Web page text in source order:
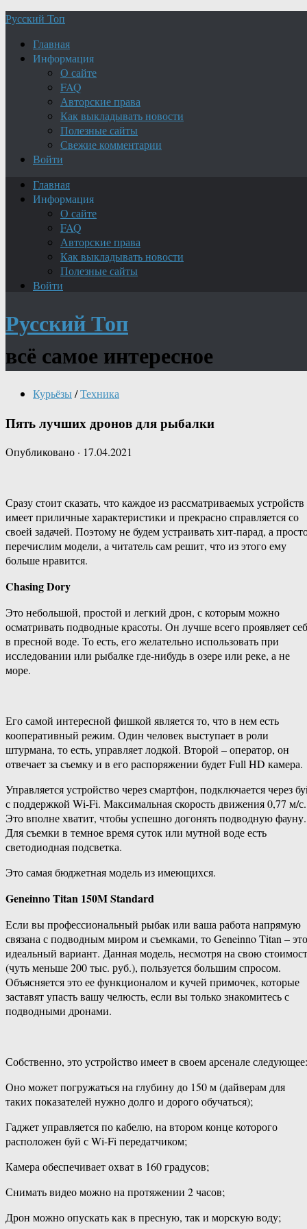
Русский Топ
Главная
Информация
О сайте
FAQ
Авторские права
Как выкладывать новости
Полезные сайты
Свежие комментарии
Войти
Главная
Информация
О сайте
FAQ
Авторские права
Как выкладывать новости
Полезные сайты
Войти
Русский Топ
всё самое интересное
Курьёзы/Техника
Пять лучших дронов для рыбалки
Опубликовано · 17.04.2021
Сразу стоит сказать, что каждое из рассматриваемых устройств
имеет приличные характеристики и прекрасно справляется со
своей задачей. Поэтому не будем устраивать хит-парад, а
перечислим модели, а читатель сам решит, что из этого ему
больше нравится.
Chasing Dory
Это небольшой, простой и легкий дрон, с которым можно
осматривать подводные красоты. Он лучше всего проявляет
в пресной воде. То есть, его желательно использовать при
исследовании или рыбалке где-нибудь в озере или реке, а не
море.
Его самой интересной фишкой является то, что в нем есть
кооперативный режим. Один человек выступает в роли
штурмана, то есть, управляет лодкой. Второй – оператор, он
отвечает за съемку и в его распоряжении будет Full HD камера.
Управляется устройство через смартфон, подключается через
с поддержкой Wi-Fi. Максимальная скорость движения 0,77 м/с.
Это вполне хватит, чтобы успешно догонять подводную фауну.
Для съемки в темное время суток или мутной воде есть
светодиодная подсветка.
Это самая бюджетная модель из имеющихся.
Geneinno Titan 150M Standard
Если вы профессиональный рыбак или ваша работа напрямую
связана с подводным миром и съемками, то Geneinno Titan – это
идеальный вариант. Данная модель, несмотря на свою
(чуть меньше 200 тыс. руб.), пользуется большим спросом.
Объясняется это ее функционалом и кучей примочек, которые
заставят упасть вашу челюсть, если вы только знакомитесь с
подводными дронами.
Собственно, это устройство имеет в своем арсенале следующее:
Оно может погружаться на глубину до 150 м (дайверам для
таких показателей нужно долго и дорого обучаться);
Гаджет управляется по кабелю, на втором конце которого
расположен буй с Wi-Fi передатчиком;
Камера обеспечивает охват в 160 градусов;
Снимать видео можно на протяжении 2 часов;
Дрон можно опускать как в пресную, так и морскую воду;